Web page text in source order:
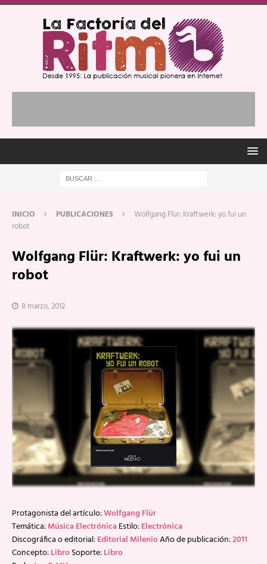
INICIO PUBLICACIONES
Wolfgang Flür: Kraftwerk: yo fui un
robot
Wolfgang Flür: Kraftwerk: yo fui un
robot
8 marzo, 2012
Protagonista del artículo:Wolfgang Flür
Temática:Música ElectrónicaEstilo:Electrónica
Discográfica o editorial:Editorial MilenioAño de publicación:2011
Concepto:LibroSoporte:Libro